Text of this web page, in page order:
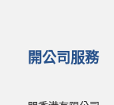
開公司服務